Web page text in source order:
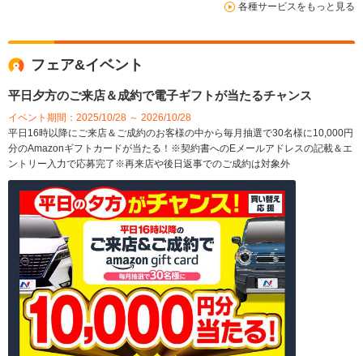
各種サービスをもっと見る
フェア&イベント
平日夕方のご来店＆成約で電子ギフトが当たるチャンス
イベント期間：2025/10/28 ～ 2026/10/28
平日16時以降にご来店＆ご成約のお客様の中から毎月抽選で30名様に10,000円
分のAmazonギフトカードが当たる！※契約書へのEメールアドレスの記載＆エ
ントリー入力で応募完了※再来店や後日返事でのご成約は対象外